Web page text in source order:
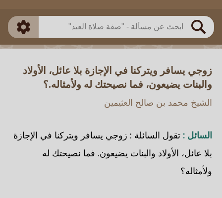
بحث
اللجنة الدائمة
زوجي يسافر ويتركنا في الإجازة بلا عائل، الأولاد
والبنات يضيعون، فما نصيحتك له ولأمثاله.؟
الشيخ محمد بن صالح العثيمين
السائل : تقول السائلة : زوجي يسافر ويتركنا في الإجازة
بلا عائل، الأولاد والبنات يضيعون. فما نصيحتك له
ولأمثاله؟